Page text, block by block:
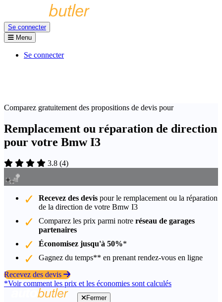
Se connecter
Menu
Se connecter
Comparez gratuitement des propositions de devis pour
Remplacement ou réparation de direction
pour votre Bmw I3
3.8 (4)
Recevez des devis pour le remplacement ou la réparation
de la direction de votre Bmw I3
Comparez les prix parmi notre réseau de garages
partenaires
Économisez jusqu'à 50%*
Gagnez du temps** en prenant rendez-vous en ligne
Recevez des devis
*Voir comment les prix et les économies sont calculés
Fermer